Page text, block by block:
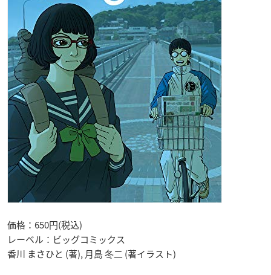
価格：650円(税込)
レーベル：ビッグコミックス
香川 まさひと (著), 月島 冬二 (著イラスト)